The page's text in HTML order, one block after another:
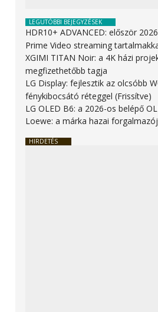
LEGUTÓBBI BEJEGYZÉSEK
HDR10+ ADVANCED: először
Prime Video streaming
XGIMI TITAN Noir: a 4K házi
megfizethetőbb tagja
LG Display: fejlesztik az olcsóbb
fénykibocsátó réteggel (Frissítve)
LG OLED B6: a 2026-os belépő
Loewe: a márka hazai
HIRDETÉS